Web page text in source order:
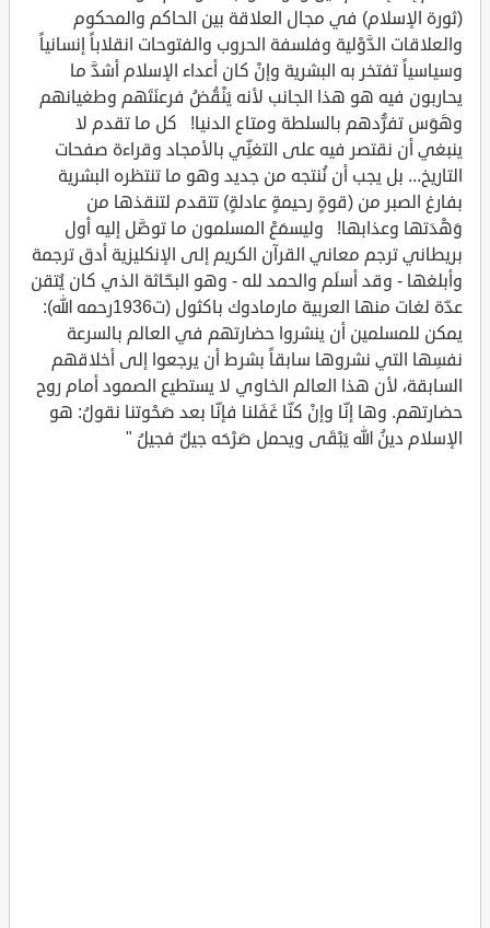
(ثورة الإسلام) في مجال العلاقة بين الحاكم والمحكوم
والعلاقات الدَّوْلية وفلسفة الحروب والفتوحات انقلاباً إنسانياً
وسياسياً تفتخر به البشرية وإنْ كان أعداء الإسلام أشدَّ ما
يحاربون فيه هو هذا الجانب لأنه يَنْقُضُ فرعنَتَهم وطغيانهم
وهَوَس تفرُّدهم بالسلطة ومتاع الدنيا! كل ما تقدم لا
ينبغي أن نقتصر فيه على التغنِّي بالأمجاد وقراءة صفحات
التاريخ... بل يجب أن نُنتجه من جديد وهو ما تنتظره البشرية
بفارغ الصبر من (قوةٍ رحيمةٍ عادلةٍ) تتقدم لتنقذها من
وَهْدَتها وعذابها! وليسمَعْ المسلمون ما توصَّل إليه أول
بريطاني ترجم معاني القرآن الكريم إلى الإنكليزية أدق ترجمة
وأبلغها - وقد أسلَم والحمد لله - وهو البحّاثة الذي كان يُتقن
عدّة لغات منها العربية مارمادوك باكثول (ت1936رحمه الله):
يمكن للمسلمين أن ينشروا حضارتهم في العالم بالسرعة
نفسِها التي نشروها سابقاً بشرط أن يرجعوا إلى أخلاقهم
السابقة، لأن هذا العالم الخاوي لا يستطيع الصمود أمام روح
حضارتهم. وها إنّا وإنْ كنّا غَفَلنا فإنّا بعد صَحْوتنا نقولُ: هو
الإسلام دينُ الله يَبْقَى ويحمل صَرْحَه جيلٌ فجيلُ "